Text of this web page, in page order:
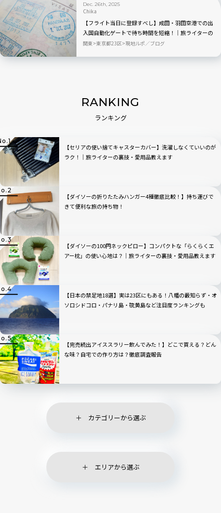
Dec. 26th, 2025
Chika
【フライト当日に登録すべし】成田・羽田空港での出
入国自動化ゲートで待ち時間を短縮！｜旅ライターの
裏技・愛用品教えます
関東 東京都23区 現地ルポ／ブログ
RANKING
ランキング
【セリアの使い捨てキャスターカバー】洗濯しなくていいのが
ラク！｜旅ライターの裏技・愛用品教えます
【ダイソーの折りたたみハンガー4種徹底比較！】持ち運びで
きて便利な旅の持ち物！
【ダイソーの100円ネックピロー】コンパクトな「らくらくエ
アー枕」の使い心地は？｜旅ライターの裏技・愛用品教えます
【日本の禁足地18選】実は23区にもある！八幡の藪知らず・オ
ソロシドコロ・パナリ島・硫黄島など注目度ランキングも
【完売続出アイススラリー飲んでみた！】どこで買える？どん
な味？自宅での作り方は？徹底調査報告
カテゴリーから選ぶ
エリアから選ぶ